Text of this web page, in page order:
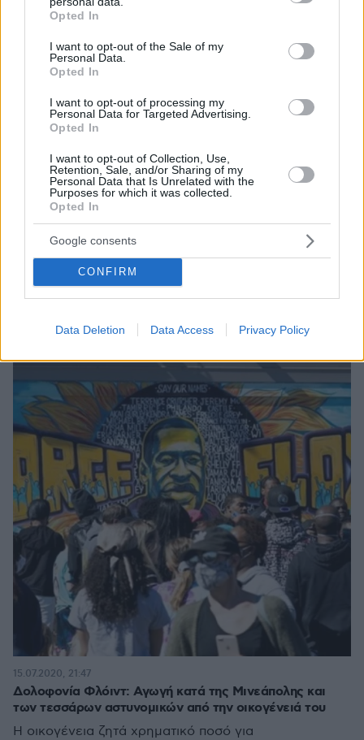
grant or deny consent to Google and its third-party tags to
use your data for below specified purposes in below Google
consent section.
Opted In
I want to opt-out of the Sale of my
Personal Data.
Opted In
I want to opt-out of processing my
Personal Data for Targeted Advertising.
Opted In
I want to opt-out of Collection, Use,
Retention, Sale, and/or Sharing of my
Personal Data that Is Unrelated with the
Purposes for which it was collected.
Opted In
Google consents
CONFIRM
Data Deletion Data Access Privacy Policy
Το γόνατό μου γρατζουνίστηκε αλλά θα επιζήσω: Οι
αστυνομικοί έκαναν πλάκα πάνω από τον αναίσθητο
Τζορτζ Φλόιντ
Συγκλονίζουν οι πληροφορίες από τα νέα βίντεο για
όσα συνέβησαν στη Μινεάπολη τον Μάιο
16.07.2020, 09:31 1
Δολοφονία Φλόιντ: Αγωγή κατά της Μινεάπολης και
των τεσσάρων αστυνομικών από την οικογένειά του
Η οικογένεια ζητά χρηματικό ποσό για
15.07.2020, 21:47